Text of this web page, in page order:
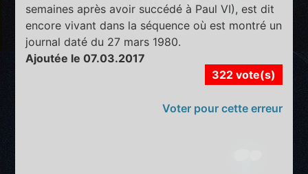
semaines après avoir succédé à Paul VI), est dit
encore vivant dans la séquence où est montré un
journal daté du 27 mars 1980.
Ajoutée le 07.03.2017
322 vote(s)
Voter pour cette erreur